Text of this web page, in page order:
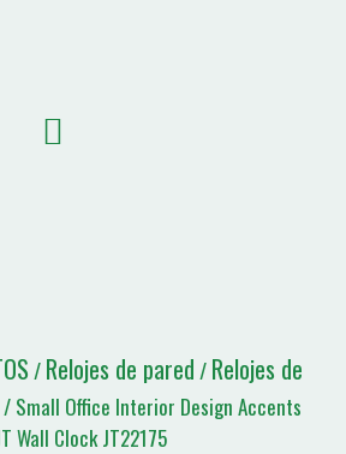
/ Relojes de pared / Relojes de
/ Small Office Interior Design Accents
Wall Clock JT22175